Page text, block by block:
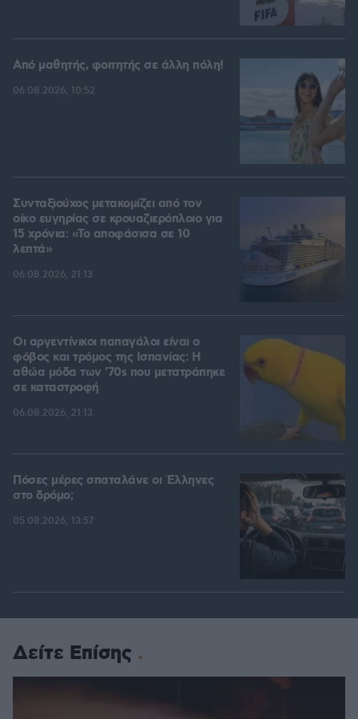
Από μαθητής, φοιτητής σε άλλη πόλη!
06.08.2026, 10:52
Συνταξιούχος μετακομίζει από τον
οίκο ευγηρίας σε κρουαζιερόπλοιο για
15 χρόνια: «Το αποφάσισα σε 10
λεπτά»
06.08.2026, 21:13
Οι αργεντίνικοι παπαγάλοι είναι ο
φόβος και τρόμος της Ισπανίας: Η
αθώα μόδα των '70s που μετατράπηκε
σε καταστροφή
06.08.2026, 21:13
Πόσες μέρες σπαταλάνε οι Έλληνες
στο δρόμο;
05.08.2026, 13:57
Δείτε Επίσης